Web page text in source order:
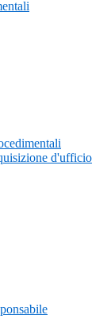
d'ufficio